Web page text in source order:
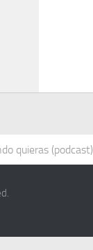
quieras (podcast)